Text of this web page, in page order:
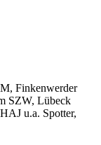
Finkenwerder
SZW, Lübeck
u.a. Spotter,